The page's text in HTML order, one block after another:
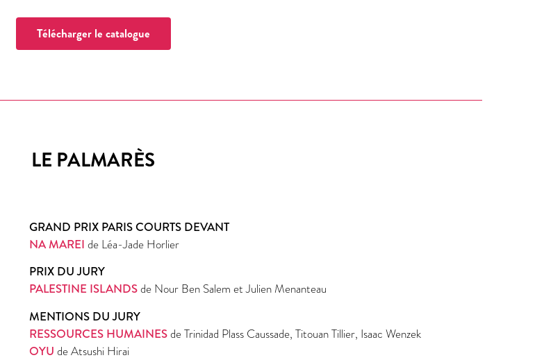
Télécharger le catalogue
LE PALMARÈS
GRAND PRIX PARIS COURTS DEVANT
NA MAREI de Léa-Jade Horlier
PRIX DU JURY
PALESTINE ISLANDSde Nour Ben Salem et Julien Menanteau
MENTIONS DU JURY
RESSOURCES HUMAINESde Trinidad Plass Caussade, Titouan Tillier, Isaac Wenzek
OYU de Atsushi Hirai